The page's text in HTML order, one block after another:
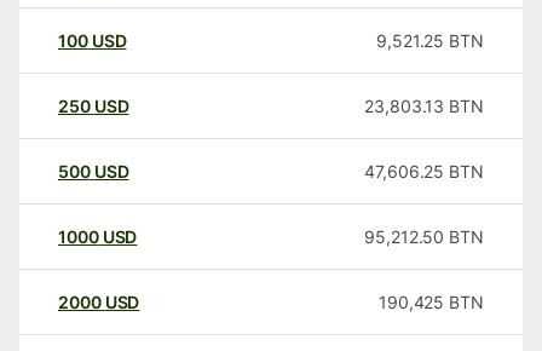
100 USD 9,521.25 BTN
250 USD 23,803.13 BTN
500 USD 47,606.25 BTN
1000 USD 95,212.50 BTN
2000 USD 190,425 BTN